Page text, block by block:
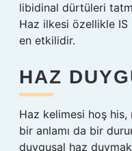
libidinal dürtüleri
Haz ilkesi özellikle
en etkilidir.
HAZ
Haz kelimesi hoş his,
bir anlamı da bir
duygusal haz